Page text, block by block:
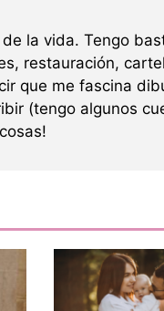
la vida. Tengo
restauración,
que me fascina
(tengo algunos